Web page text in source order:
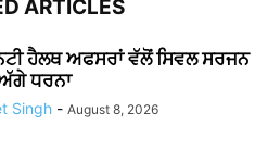
ARTICLES
ਹੈਲਥ ਅਫਸਰਾਂ ਵੱਲੋਂ ਸਿਵਲ ਸਰਜਨ
ਧਰਨਾ
Singh - August 8, 2026